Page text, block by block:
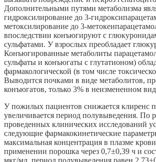
Дополнительными путями метаболизма
гидроксилирование до 3-
метоксилирование до 3-
впоследствии конъюгируют с
сульфатами. У взрослых преобладает
Конъюгированные метаболиты
сульфаты и конъюгаты с глутатионом)
фармакологической (в том числе
Выводится почками в виде метаболитов,
конъюгатов, только 3% в неизмененном
У пожилых пациентов снижается клиренс
увеличивается период полувыведения. По
проведенных клинических исследований
следующие фармакокинетические
максимальная концентрация в плазме
применении порошка через 0,7±0,39 ч и